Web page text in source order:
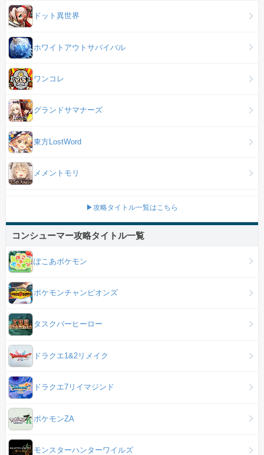
ドット異世界
ホワイトアウトサバイバル
ワンコレ
グランドサマナーズ
東方LostWord
メメントモリ
▶攻略タイトル一覧はこちら
コンシューマー攻略タイトル一覧
ぽこあポケモン
ポケモンチャンピオンズ
タスクバーヒーロー
ドラクエ1&2リメイク
ドラクエ7リイマジンド
ポケモンZA
モンスターハンターワイルズ